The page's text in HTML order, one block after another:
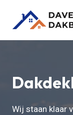
Wij staan klaar